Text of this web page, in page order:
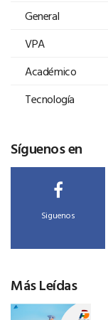
General
VPA
Académico
Tecnología
Síguenos en
Siguenos
Más Leídas